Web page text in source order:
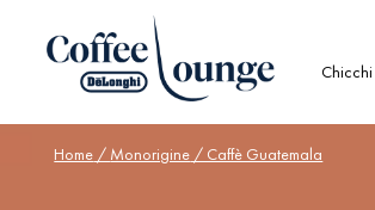
Home / Monorigine / Caffè Guatemala